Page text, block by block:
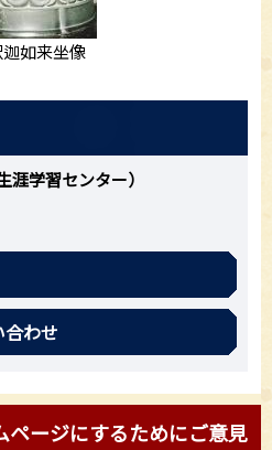
如来坐像
学習センター）
わせ
ページにするためにご意見